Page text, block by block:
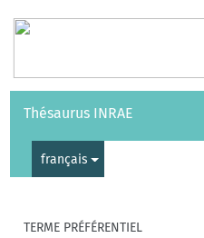
Vocabulaires API
Thésaurus INRAE
français
TERME PRÉFÉRENTIEL